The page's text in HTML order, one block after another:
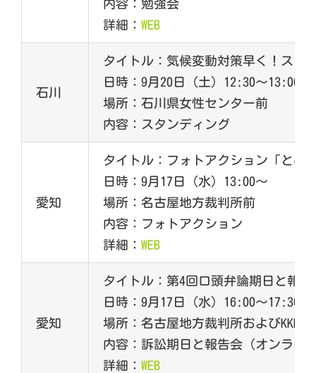
内容：勉強会
詳細： WEB
石川
タイトル：気候変動対策早く！スタ
日時：9月20日（土）12:30～13:00
場所：石川県女性センター前
内容：スタンディング
愛知
タイトル：フォトアクション「とめ
日時：9月17日（水）13:00～
場所：名古屋地方裁判所前
内容：フォトアクション
詳細： WEB
愛知
タイトル：第4回口頭弁論期日と報告
日時：9月17日（水）16:00～17:30
場所：名古屋地方裁判所およびKKR
内容：訴訟期日と報告会（オンライ
詳細： WEB